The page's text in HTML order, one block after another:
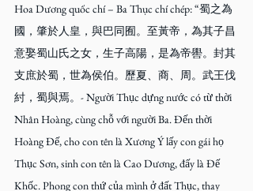
Hoa Dương quốc chí – Ba Thục chí chép: “蜀之為
國，肇於人皇，與巴同囿。至黃帝，為其子昌
意娶蜀山氏之女，生子高陽，是為帝嚳。封其
支庶於蜀，世為侯伯。歷夏、商、周。武王伐
紂，蜀與焉。- Người Thục dựng nước có từ thời
Nhân Hoàng, cùng chỗ với người Ba. Đến thời
Hoàng Đế, cho con tên là Xương Ý lấy con gái họ
Thục Sơn, sinh con tên là Cao Dương, đấy là Đế
Khốc. Phong con thứ của mình ở đất Thục, thay